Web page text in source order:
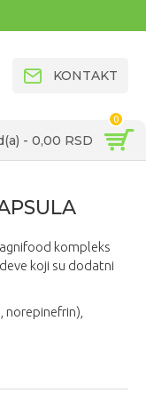
KONTAKT
- 0,00 RSD
0
kompleks
koji su dodatni
norepinefrin),